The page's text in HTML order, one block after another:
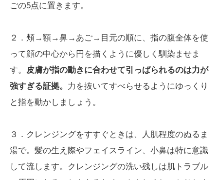
ごの5点に置きます。
２．頬→額→鼻→あご→目元の順に、指の腹全体を使
って顔の中心から円を描くように優しく馴染ませま
す。 皮膚が指の動きに合わせて引っぱられるのは力が
強すぎる証拠。 力を抜いてすべらせるようにゆっくり
と指を動かしましょう。
３．クレンジングをすすぐときは、人肌程度のぬるま
湯で。髪の生え際やフェイスライン、小鼻は特に意識
して流します。クレンジングの洗い残しは肌トラブル